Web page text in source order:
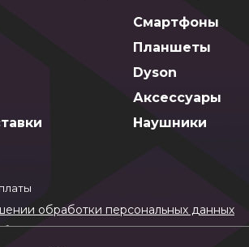
Смартфоны
Планшеты
Dyson
Аксессуары
Наушники
обработки персональных данных
ПДн